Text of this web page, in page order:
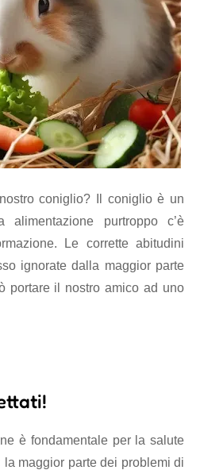
coniglio? Il coniglio è un
purtroppo c’è
Le corrette abitudini
ignorate dalla maggior parte
portare il nostro amico ad uno
è fondamentale per la salute
maggior parte dei problemi di